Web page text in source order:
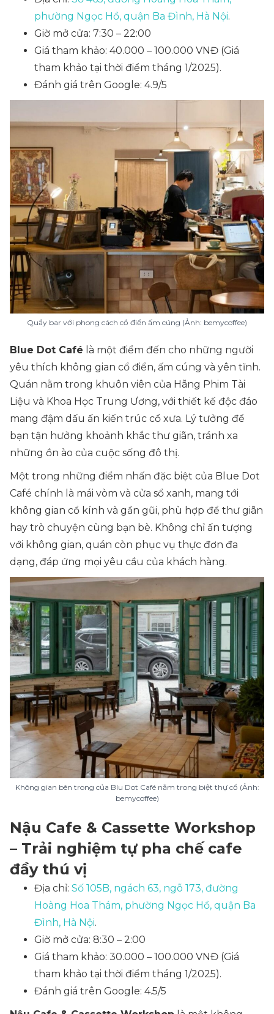
phường Ngọc Hồ, quận Ba Đình, Hà Nội.
Giờ mở cửa: 7:30 – 22:00
Giá tham khảo: 40.000 – 100.000 VNĐ (Giá
tham khảo tại thời điểm tháng 1/2025).
Đánh giá trên Google: 4.9/5
Quầy bar với phong cách cổ điển ấm cúng (Ảnh: bemycoffee)
Blue Dot Café là một điểm đến cho những người
yêu thích không gian cổ điển, ấm cúng và yên tĩnh.
Quán nằm trong khuôn viên của Hãng Phim Tài
Liệu và Khoa Học Trung Ương, với thiết kế độc đáo
mang đậm dấu ấn kiến trúc cổ xưa. Lý tưởng để
bạn tận hưởng khoảnh khắc thư giãn, tránh xa
những ồn ào của cuộc sống đô thị.
Một trong những điểm nhấn đặc biệt của Blue Dot
Café chính là mái vòm và cửa sổ xanh, mang tới
không gian cổ kính và gần gũi, phù hợp để thư giãn
hay trò chuyện cùng bạn bè. Không chỉ ấn tượng
với không gian, quán còn phục vụ thực đơn đa
dạng, đáp ứng mọi yêu cầu của khách hàng.
Không gian bên trong của Blu Dot Café nằm trong biệt thự cổ (Ảnh:
bemycoffee)
Nậu Cafe & Cassette Workshop
– Trải nghiệm tự pha chế cafe
đầy thú vị
Địa chỉ: Số 105B, ngách 63, ngõ 173, đường
Hoàng Hoa Thám, phường Ngọc Hồ, quận Ba
Đình, Hà Nội.
Giờ mở cửa: 8:30 – 2:00
Giá tham khảo: 30.000 – 100.000 VNĐ (Giá
tham khảo tại thời điểm tháng 1/2025).
Đánh giá trên Google: 4.5/5